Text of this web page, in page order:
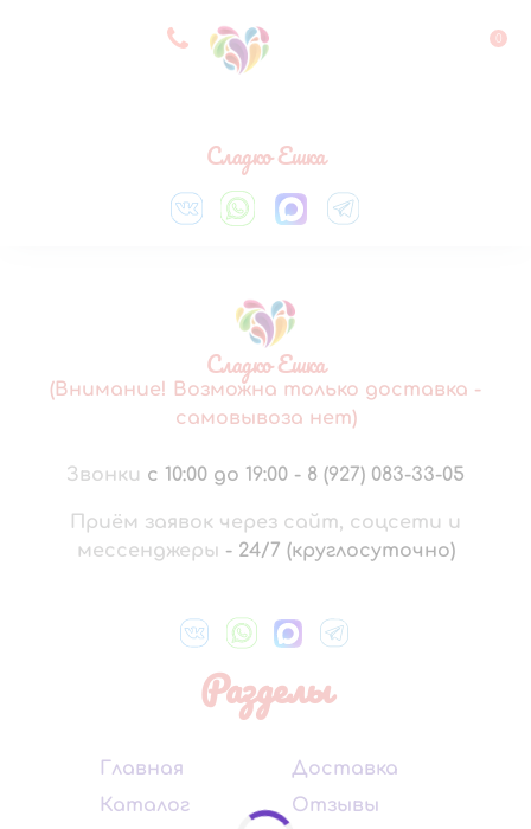
8 927 083 33 05 0
Сладко Ешка
Сладко Ешка
(Внимание! Возможна только доставка -
самовывоза нет)
Звонки с 10:00 до 19:00 - 8 (927) 083-33-05
Приём заявок через сайт, соцсети и
мессенджеры - 24/7 (круглосуточно)
Разделы
Главная
Каталог
Доставка
Отзывы